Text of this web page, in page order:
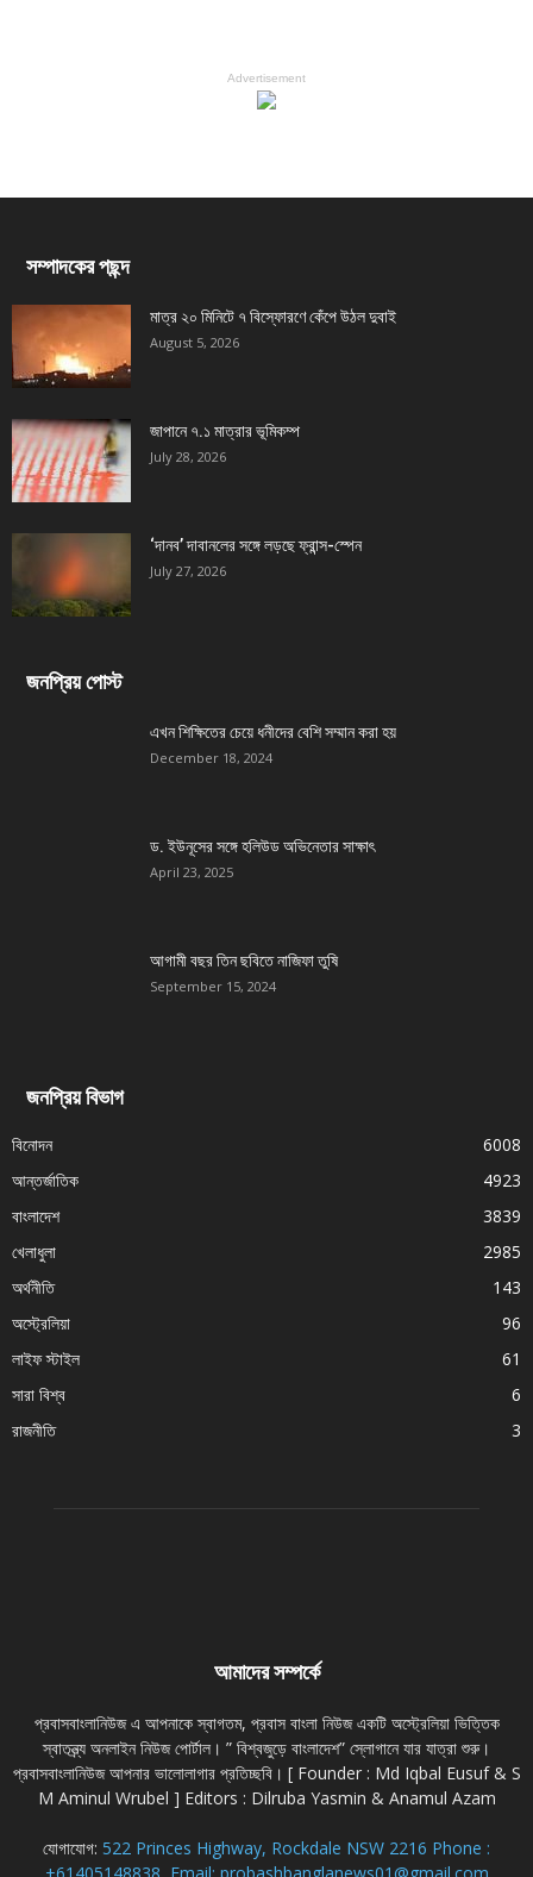
Advertisement
সম্পাদকের পছন্দ
মাত্র ২০ মিনিটে ৭ বিস্ফোরণে কেঁপে উঠল দুবাই
August 5, 2026
জাপানে ৭.১ মাত্রার ভূমিকম্প
July 28, 2026
‘দানব’ দাবানলের সঙ্গে লড়ছে ফ্রান্স-স্পেন
July 27, 2026
জনপ্রিয় পোস্ট
এখন শিক্ষিতের চেয়ে ধনীদের বেশি সম্মান করা হয়
December 18, 2024
ড. ইউনূসের সঙ্গে হলিউড অভিনেতার সাক্ষাৎ
April 23, 2025
আগামী বছর তিন ছবিতে নাজিফা তুষি
September 15, 2024
জনপ্রিয় বিভাগ
বিনোদন
6008
আন্তর্জাতিক
4923
বাংলাদেশ
3839
খেলাধুলা
2985
অর্থনীতি
143
অস্ট্রেলিয়া
96
লাইফ স্টাইল
61
সারা বিশ্ব
6
রাজনীতি
3
আমাদের সম্পর্কে
প্রবাসবাংলানিউজ এ আপনাকে স্বাগতম, প্রবাস বাংলা নিউজ একটি অস্ট্রেলিয়া ভিত্তিক
স্বাতন্ত্র্য অনলাইন নিউজ পোর্টাল। ” বিশ্বজুড়ে বাংলাদেশ” স্লোগানে যার যাত্রা শুরু।
প্রবাসবাংলানিউজ আপনার ভালোলাগার প্রতিচ্ছবি। [ Founder : Md Iqbal Eusuf & S
M Aminul Wrubel ] Editors : Dilruba Yasmin & Anamul Azam
যোগাযোগ: 522 Princes Highway, Rockdale NSW 2216 Phone :